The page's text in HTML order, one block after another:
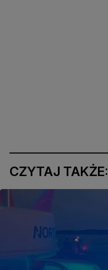
CZYTAJ TAKŻE: